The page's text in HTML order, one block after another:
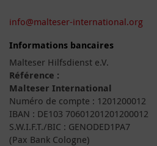
info@malteser-international.org
Informations bancaires
Malteser Hilfsdienst e.V.
Référence :
Malteser International
Numéro de compte : 1201200012
IBAN : DE103 70601201201200012
S.W.I.F.T./BIC : GENODED1PA7
(Pax Bank Cologne)